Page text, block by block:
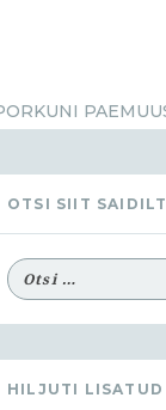
OTSI SIIT SAIDILT
HILJUTI LISATUD